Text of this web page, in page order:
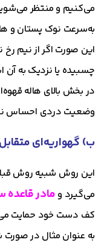
می‌کنیم و منتظر
به‌سرعت نوک پستان و
این صورت اگر از نیم رخ
چسبیده یا نزدیک به آن
در بخش بالای هاله
وضعیت دردی احساس
ب) گهواریه‌ای
این روش شبیه روش قبلی
می‌گیرد ومادر قاعده
کف دست خود حمایت
به عنوان مثال در